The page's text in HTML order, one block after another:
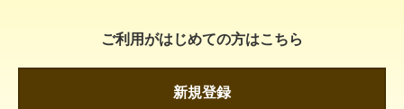
ご利用がはじめての方はこちら
新規登録